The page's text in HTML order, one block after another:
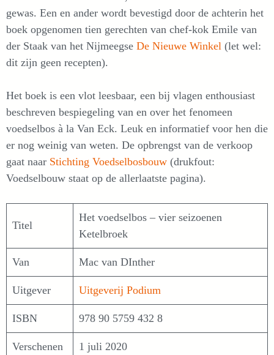
gewas. Een en ander wordt bevestigd door de achterin het
boek opgenomen tien gerechten van chef-kok Emile van
der Staak van het Nijmeegse De Nieuwe Winkel (let wel:
dit zijn geen recepten).
Het boek is een vlot leesbaar, een bij vlagen enthousiast
beschreven bespiegeling van en over het fenomeen
voedselbos à la Van Eck. Leuk en informatief voor hen die
er nog weinig van weten. De opbrengst van de verkoop
gaat naar Stichting Voedselbosbouw (drukfout:
Voedselbouw staat op de allerlaatste pagina).
Titel
Het voedselbos – vier seizoenen
Ketelbroek
Van Mac van DInther
Uitgever Uitgeverij Podium
ISBN 978 90 5759 432 8
Verschenen 1 juli 2020